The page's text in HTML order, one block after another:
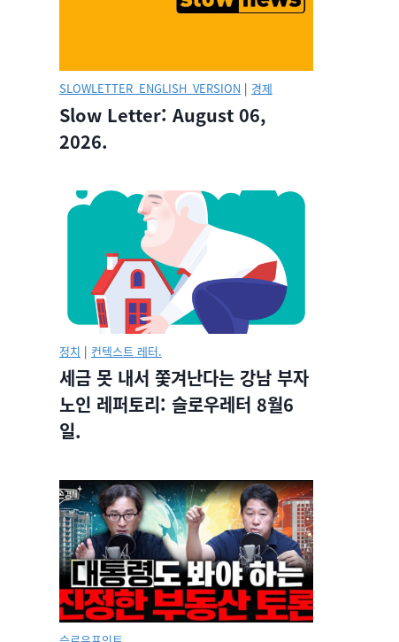
SLOWLETTER_ENGLISH_VERSION | 경제
Slow Letter: August 06,
2026.
정치 | 컨텍스트 레터.
세금 못 내서 쫓겨난다는 강남 부자
노인 레퍼토리: 슬로우레터 8월6
일.